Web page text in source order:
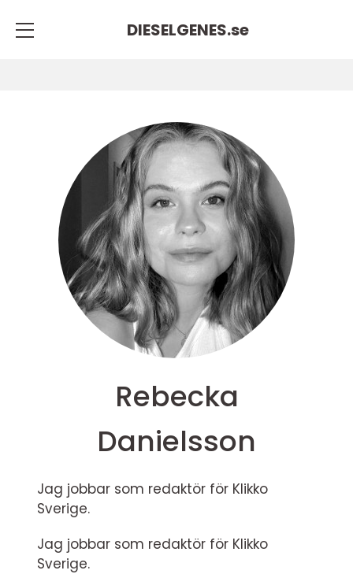
DIESELGENES.se
Rebecka
Danielsson
Jag jobbar som redaktör för Klikko
Sverige.
Jag jobbar som redaktör för Klikko
Sverige.